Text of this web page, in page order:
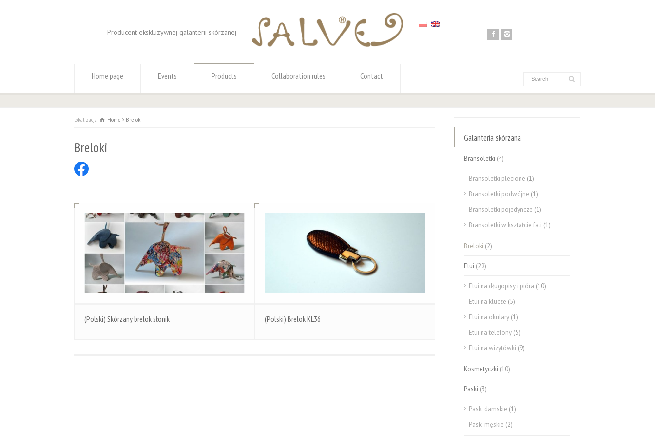
Producent ekskluzywnej galanterii skórzanej
Home page Events Products Collaboration rules Contact
lokalizacja Home Breloki
Breloki
(Polski) Skórzany brelok słonik (Polski) Brelok KL36
Galanteria skórzana
Bransoletki (4)
Bransoletki plecione (1)
Bransoletki podwójne (1)
Bransoletki pojedyncze (1)
Bransoletki w kształcie fali (1)
Breloki (2)
Etui (29)
Etui na długopisy i pióra (10)
Etui na klucze (5)
Etui na okulary (1)
Etui na telefony (5)
Etui na wizytówki (9)
Kosmetyczki (10)
Paski (3)
Paski damskie (1)
Paski męskie (2)